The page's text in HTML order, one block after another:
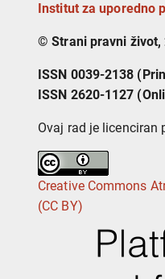
Institut za uporedno
© Strani pravni život,
ISSN 0039-2138
ISSN 2620-1127
Ovaj rad je licenciran
Creative Commons
(CC BY)